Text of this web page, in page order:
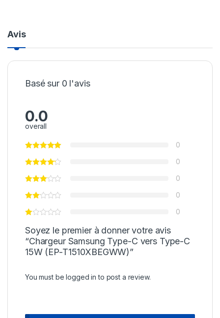
Avis
Basé sur 0 l'avis
0.0
overall
0
0
0
0
0
Soyez le premier à donner votre avis
“Chargeur Samsung Type-C vers Type-C
15W (EP-T1510XBEGWW)”
You must belogged in to post a review.